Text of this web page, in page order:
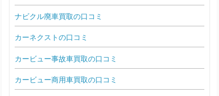
ナビクル廃車買取の口コミ
カーネクストの口コミ
カービュー事故車買取の口コミ
カービュー商用車買取の口コミ